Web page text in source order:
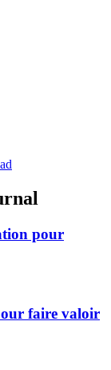
pour
faire valoir